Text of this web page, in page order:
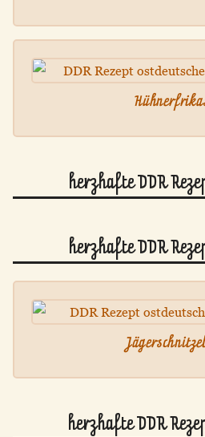
herzhafte DDR
herzhafte DDR
herzhafte DDR